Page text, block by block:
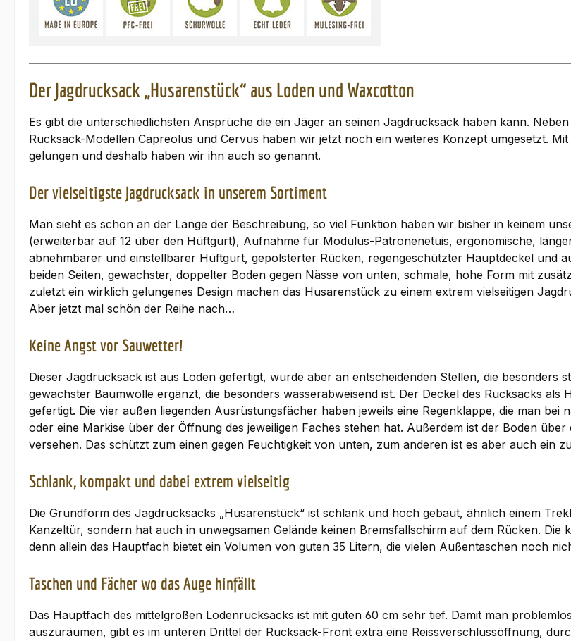
Der Jagdrucksack „Husarenstück“ aus Loden und Waxcotton
Es gibt die unterschiedlichsten Ansprüche die ein Jäger an seinen Jagdrucksack haben kann.
Rucksack-Modellen Capreolus und Cervus haben wir jetzt noch ein weiteres Konzept umgesetzt.
gelungen und deshalb haben wir ihn auch so genannt.
Der vielseitigste Jagdrucksack in unserem Sortiment
Man sieht es schon an der Länge der Beschreibung, so viel Funktion haben wir bisher in keinem
(erweiterbar auf 12 über den Hüftgurt), Aufnahme für Modulus-Patronenetuis, ergonomische,
abnehmbarer und einstellbarer Hüftgurt, gepolsterter Rücken, regengeschützter Hauptdeckel und
beiden Seiten, gewachster, doppelter Boden gegen Nässe von unten, schmale, hohe Form mit
zuletzt ein wirklich gelungenes Design machen das Husarenstück zu einem extrem vielseitigen
Aber jetzt mal schön der Reihe nach…
Keine Angst vor Sauwetter!
Dieser Jagdrucksack ist aus Loden gefertigt, wurde aber an entscheidenden Stellen, die besonders
gewachster Baumwolle ergänzt, die besonders wasserabweisend ist. Der Deckel des Rucksacks
gefertigt. Die vier außen liegenden Ausrüstungsfächer haben jeweils eine Regenklappe, die man bei
oder eine Markise über der Öffnung des jeweiligen Faches stehen hat. Außerdem ist der Boden
versehen. Das schützt zum einen gegen Feuchtigkeit von unten, zum anderen ist es aber auch ein
Schlank, kompakt und dabei extrem vielseitig
Die Grundform des Jagdrucksacks „Husarenstück“ ist schlank und hoch gebaut, ähnlich einem
Kanzeltür, sondern hat auch in unwegsamen Gelände keinen Bremsfallschirm auf dem Rücken.
denn allein das Hauptfach bietet ein Volumen von guten 35 Litern, die vielen Außentaschen noch
Taschen und Fächer wo das Auge hinfällt
Das Hauptfach des mittelgroßen Lodenrucksacks ist mit guten 60 cm sehr tief. Damit man
auszuräumen, gibt es im unteren Drittel der Rucksack-Front extra eine Reissverschlussöffnung,